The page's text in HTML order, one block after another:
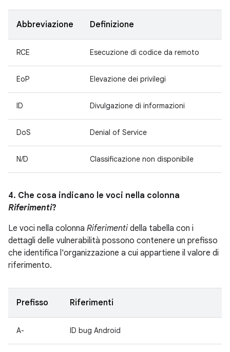
Abbreviazione Definizione
RCE Esecuzione di codice da remoto
EoP Elevazione dei privilegi
ID Divulgazione di informazioni
DoS Denial of Service
N/D Classificazione non disponibile
4. Che cosa indicano le voci nella colonna
Riferimenti?
Le voci nella colonna Riferimenti della tabella con i
dettagli delle vulnerabilità possono contenere un prefisso
che identifica l'organizzazione a cui appartiene il valore di
riferimento.
Prefisso Riferimenti
A- ID bug Android